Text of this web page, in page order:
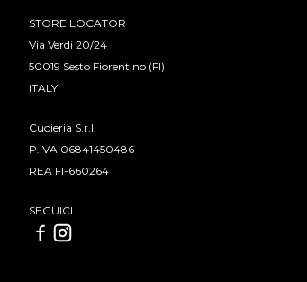
STORE LOCATOR
Via Verdi 20/24
50019 Sesto Fiorentino (FI)
ITALY
Cuoieria S.r.l.
P.IVA 06841450486
REA FI-660264
SEGUICI